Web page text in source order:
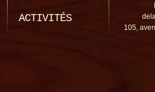
ACTIVITÉS
105,